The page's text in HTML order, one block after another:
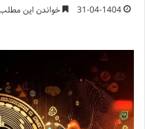
31-04-1404 خواندن این مطلب 19 دقیقه زمان